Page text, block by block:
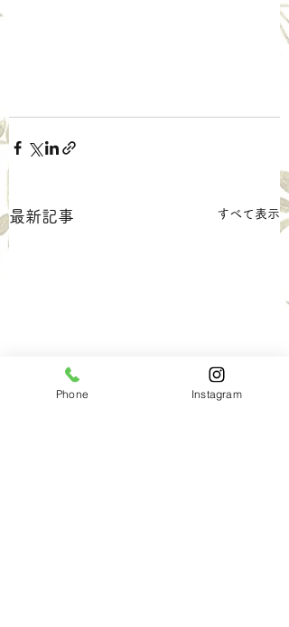
最新記事 すべて表示
Phone Instagram